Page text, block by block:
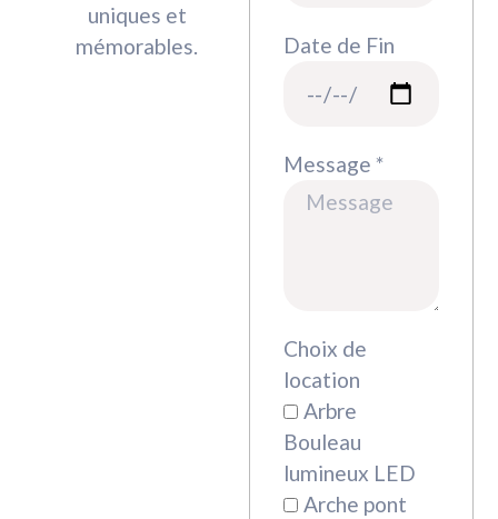
uniques et
mémorables.
Date de Fin
Message *
Choix de
location
Arbre
Bouleau
lumineux LED
Arche pont